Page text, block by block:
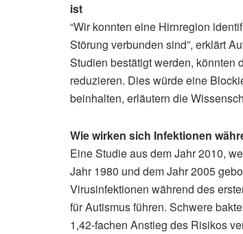
ist
“Wir konnten eine Hirnregion
Störung verbunden sind”, erklärt
Studien bestätigt werden, könnten
reduzieren. Dies würde eine
beinhalten, erläutern die
Wie wirken sich Infektionen
Eine Studie aus dem Jahr 2010,
Jahr 1980 und dem Jahr 2005
Virusinfektionen während des
für Autismus führen. Schwere
1,42-fachen Anstieg des Risikos